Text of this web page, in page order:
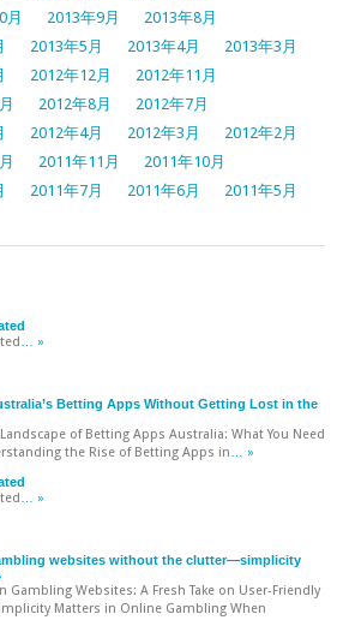
月 2013年9月
2013年8月
2013年5月 2013年4月
2013年3月
2012年12月
2012年11月
2012年8月
2012年7月
2012年4月 2012年3月
2012年2月
2011年11月
2011年10月
2011年7月 2011年6月 2011年5月
… »
Betting Apps Without Getting Lost in the
of Betting Apps Australia: What You Need
the Rise of Betting Apps in … »
… »
websites without the clutter—simplicity
Gambling Websites: A Fresh Take on User-Friendly
Matters in Online Gambling When